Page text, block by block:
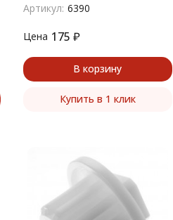
Артикул: 6390
Цена 175 ₽
В корзину
Купить в 1 клик